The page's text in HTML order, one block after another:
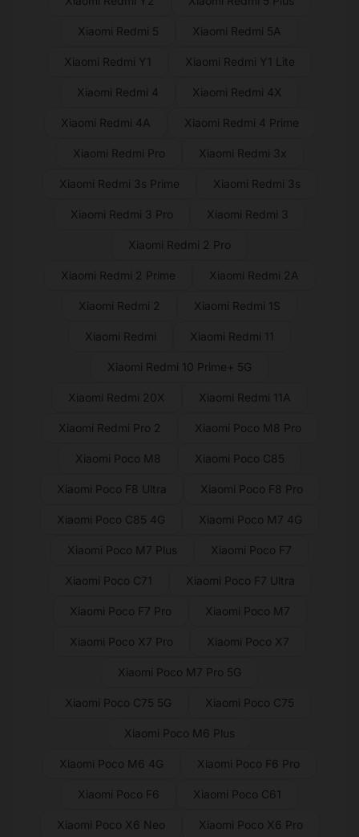
Xiaomi Redmi 5 Xiaomi Redmi 5A
Xiaomi Redmi Y1 Xiaomi Redmi Y1 Lite
Xiaomi Redmi 4 Xiaomi Redmi 4X
Xiaomi Redmi 4A Xiaomi Redmi 4 Prime
Xiaomi Redmi Pro Xiaomi Redmi 3x
Xiaomi Redmi 3s Prime Xiaomi Redmi 3s
Xiaomi Redmi 3 Pro Xiaomi Redmi 3
Xiaomi Redmi 2 Pro
Xiaomi Redmi 2 Prime Xiaomi Redmi 2A
Xiaomi Redmi 2 Xiaomi Redmi 1S
Xiaomi Redmi Xiaomi Redmi 11
Xiaomi Redmi 10 Prime+ 5G
Xiaomi Redmi 20X Xiaomi Redmi 11A
Xiaomi Redmi Pro 2 Xiaomi Poco M8 Pro
Xiaomi Poco M8 Xiaomi Poco C85
Xiaomi Poco F8 Ultra Xiaomi Poco F8 Pro
Xiaomi Poco C85 4G Xiaomi Poco M7 4G
Xiaomi Poco M7 Plus Xiaomi Poco F7
Xiaomi Poco C71 Xiaomi Poco F7 Ultra
Xiaomi Poco F7 Pro Xiaomi Poco M7
Xiaomi Poco X7 Pro Xiaomi Poco X7
Xiaomi Poco M7 Pro 5G
Xiaomi Poco C75 5G Xiaomi Poco C75
Xiaomi Poco M6 Plus
Xiaomi Poco M6 4G Xiaomi Poco F6 Pro
Xiaomi Poco F6 Xiaomi Poco C61
Xiaomi Poco X6 Neo Xiaomi Poco X6 Pro